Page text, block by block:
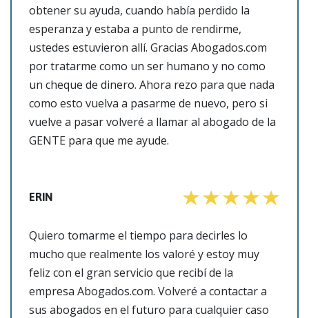
obtener su ayuda, cuando había perdido la
esperanza y estaba a punto de rendirme,
ustedes estuvieron allí. Gracias Abogados.com
por tratarme como un ser humano y no como
un cheque de dinero. Ahora rezo para que nada
como esto vuelva a pasarme de nuevo, pero si
vuelve a pasar volveré a llamar al abogado de la
GENTE para que me ayude.
ERIN
Quiero tomarme el tiempo para decirles lo
mucho que realmente los valoré y estoy muy
feliz con el gran servicio que recibí de la
empresa Abogados.com. Volveré a contactar a
sus abogados en el futuro para cualquier caso